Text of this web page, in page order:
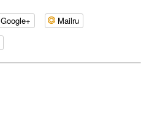
Google+
Mailru